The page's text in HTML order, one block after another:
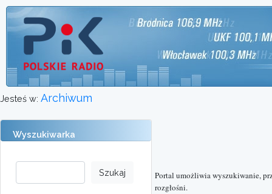
Jesteś w: Archiwum
Wyszukiwarka
Portal umożliwia wyszukiwanie,
rozgłośni.